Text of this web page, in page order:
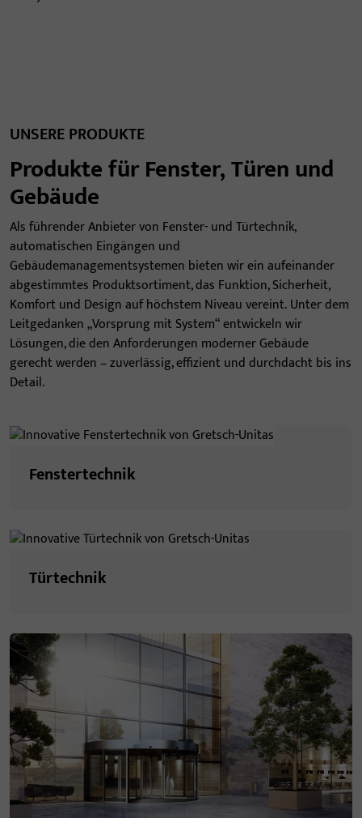
UNSERE PRODUKTE
Produkte für Fenster, Türen und
Gebäude
Als führender Anbieter von Fenster- und Türtechnik,
automatischen Eingängen und
Gebäudemanagementsystemen bieten wir ein aufeinander
abgestimmtes Produktsortiment, das Funktion, Sicherheit,
Komfort und Design auf höchstem Niveau vereint. Unter dem
Leitgedanken „Vorsprung mit System“ entwickeln wir
Lösungen, die den Anforderungen moderner Gebäude
gerecht werden – zuverlässig, effizient und durchdacht bis ins
Detail.
Fenstertechnik
Türtechnik